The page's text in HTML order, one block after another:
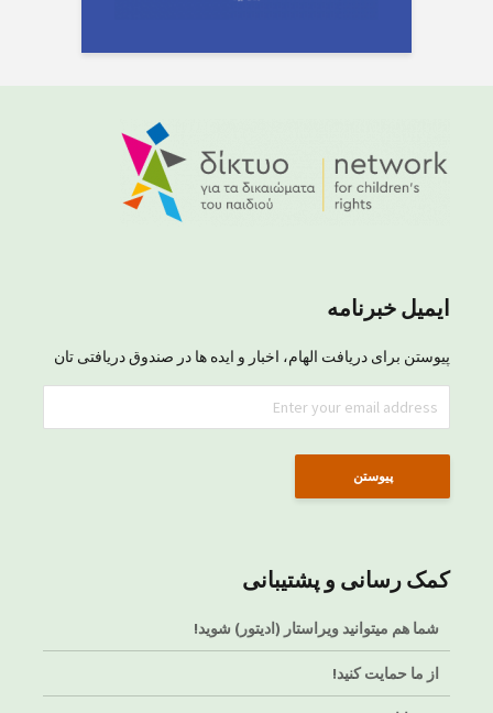
ایمیل خبرنامه
پیوستن برای دریافت الهام، اخبار و ایده ها در صندوق دریافتی تان
کمک رسانی و پشتیبانی
شما هم میتوانید ویراستار (ادیتور) شوید!
از ما حمایت کنید!